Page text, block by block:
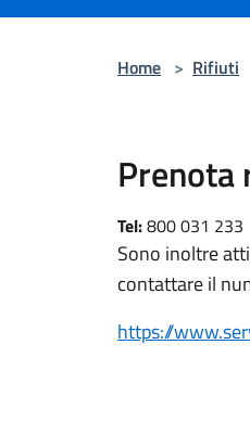
Home > Rifiuti
Tel:800 031 233
Sono inoltre
contattare il
https://